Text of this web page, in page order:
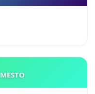
KAMNIK MOJE MESTO